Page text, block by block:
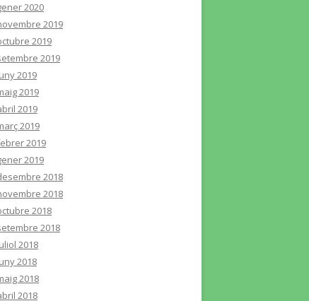
2020
2019
2019
2019
2019
2019
2019
2019
2019
2019
2018
2018
2018
2018
2018
2018
2018
2018